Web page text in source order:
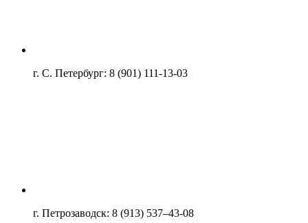
г. С. Петербург: 8 (901) 111-13-03
г. Петрозаводск: 8 (913) 537–43-08